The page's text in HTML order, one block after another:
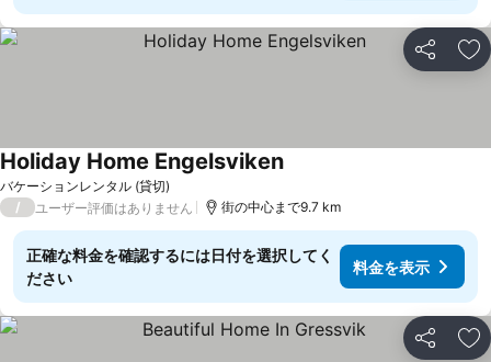
シェア お
バケーションレンタル (貸切)
Holiday Home Engelsviken
/ ユーザー評価はありません 街の中心まで9.7 km
正確な料金を確認するには日付を選択してく
ださい
料金を表示
シェア お